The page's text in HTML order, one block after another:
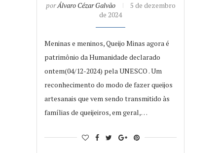
porÁlvaro Cézar Galvão
5 de dezembro
de 2024
Meninas e meninos, Queijo Minas agora é
patrimônio da Humanidade declarado
ontem(04/12-2024) pela UNESCO . Um
reconhecimento do modo de fazer queijos
artesanais que vem sendo transmitido às
famílias de queijeiros, em geral,…